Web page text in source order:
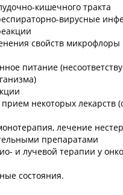
кишечного тракта
вирусные
свойств микрофлоры
питание
некоторых лекарств
лечение
препаратами
и лучевой терапии у
состояния.